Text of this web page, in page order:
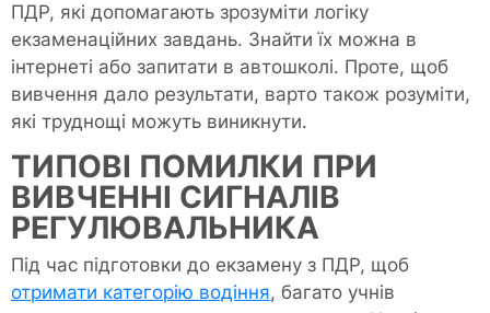
ПДР, які допомагають зрозуміти логіку
екзаменаційних завдань. Знайти їх можна в
інтернеті або запитати в автошколі. Проте, щоб
вивчення дало результати, варто також розуміти,
які труднощі можуть виникнути.
ТИПОВІ ПОМИЛКИ ПРИ
ВИВЧЕННІ СИГНАЛІВ
РЕГУЛЮВАЛЬНИКА
Під час підготовки до екзамену з ПДР, щоб
отримати категорію водіння, багато учнів